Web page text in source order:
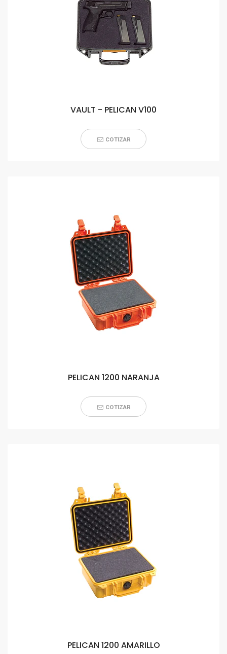
VAULT - PELICAN V100
COTIZAR
PELICAN 1200 NARANJA
COTIZAR
PELICAN 1200 AMARILLO